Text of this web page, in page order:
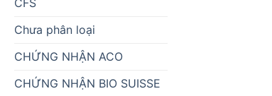
Chưa phân loại
CHỨNG NHẬN ACO
CHỨNG NHẬN BIO SUISSE